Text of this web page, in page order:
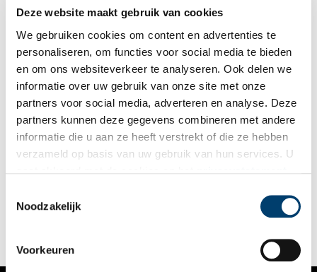
Deze website maakt gebruik van cookies
We gebruiken cookies om content en advertenties te
personaliseren, om functies voor social media te bieden
en om ons websiteverkeer te analyseren. Ook delen we
informatie over uw gebruik van onze site met onze
partners voor social media, adverteren en analyse. Deze
partners kunnen deze gegevens combineren met andere
informatie die u aan ze heeft verstrekt of die ze hebben
verzameld op basis van uw gebruik van hun services. U
Noodzakelijk
Voorkeuren
tijdens Open Monumentendagen stellen maar weinig
particuliere huiseigenaren hun huis open. Koelemeijer mocht
bij twaalf bewoners van monumentale woonhuizen een kijkje
nemen, om erachter te komen hoe het is om in een molen, een
pakhuis, een kerk of een houten koopmanshuis te wonen.
Vervolgens maakte ze er een prachtig vormgegeven boek van.
Groene parels in het Nederlandse landschap
Ze zijn niet allemaal te bezoeken, maar flink wat Nederlandse
kastelen en historische buitenplaatsen ontvangen graag